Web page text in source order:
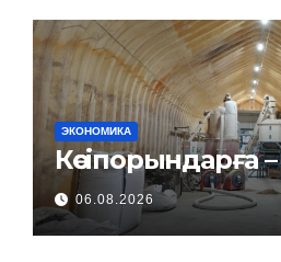
ЭКОНОМИКА
06.08.2026